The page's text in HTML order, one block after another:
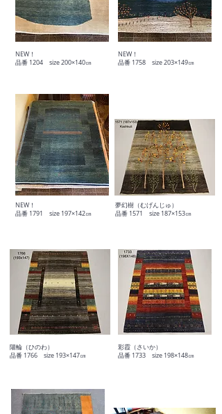
​NEW！
​品番 1204 size 200×140㎝
​NEW！
​品番 1758 size 203×149㎝
​NEW！
​品番 1791 size 197×142㎝
夢幻樹（むげんじゅ）
品番 1571 size 187×153㎝
陽輪（ひのわ）
​品番 1766 size 193×147㎝
彩霞（さいか）
​品番 1733 size 198×148㎝